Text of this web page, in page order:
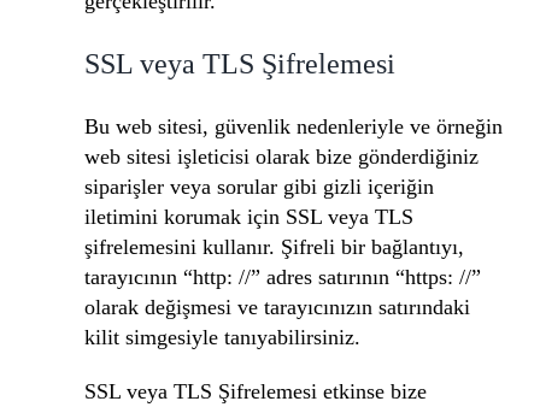
SSL veya TLS Şifrelemesi
Bu web sitesi, güvenlik nedenleriyle ve örneğin
web sitesi işleticisi olarak bize gönderdiğiniz
siparişler veya sorular gibi gizli içeriğin
iletimini korumak için SSL veya TLS
şifrelemesini kullanır. Şifreli bir bağlantıyı,
tarayıcının “http: //” adres satırının “https: //”
olarak değişmesi ve tarayıcınızın satırındaki
kilit simgesiyle tanıyabilirsiniz.
SSL veya TLS Şifrelemesi etkinse bize